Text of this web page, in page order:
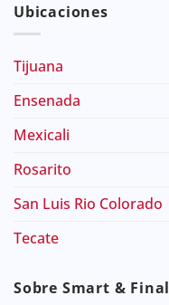
Ubicaciones
Tijuana
Ensenada
Mexicali
Rosarito
San Luis Rio Colorado
Tecate
Sobre Smart & Final